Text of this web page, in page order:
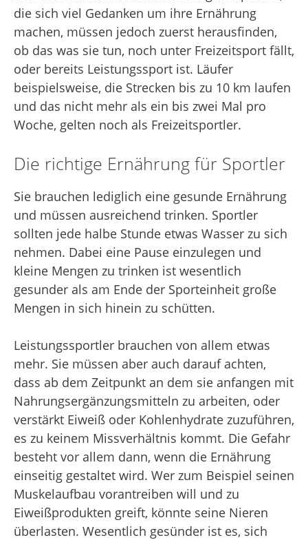
die sich viel Gedanken um ihre Ernährung
machen, müssen jedoch zuerst herausfinden,
ob das was sie tun, noch unter Freizeitsport fällt,
oder bereits Leistungssport ist. Läufer
beispielsweise, die Strecken bis zu 10 km laufen
und das nicht mehr als ein bis zwei Mal pro
Woche, gelten noch als Freizeitsportler.
Die richtige Ernährung für Sportler
Sie brauchen lediglich eine gesunde Ernährung
und müssen ausreichend trinken. Sportler
sollten jede halbe Stunde etwas Wasser zu sich
nehmen. Dabei eine Pause einzulegen und
kleine Mengen zu trinken ist wesentlich
gesunder als am Ende der Sporteinheit große
Mengen in sich hinein zu schütten.
Leistungssportler brauchen von allem etwas
mehr. Sie müssen aber auch darauf achten,
dass ab dem Zeitpunkt an dem sie anfangen mit
Nahrungsergänzungsmitteln zu arbeiten, oder
verstärkt Eiweiß oder Kohlenhydrate zuzuführen,
es zu keinem Missverhältnis kommt. Die Gefahr
besteht vor allem dann, wenn die Ernährung
einseitig gestaltet wird. Wer zum Beispiel seinen
Muskelaufbau vorantreiben will und zu
Eiweißprodukten greift, könnte seine Nieren
überlasten. Wesentlich gesünder ist es, sich